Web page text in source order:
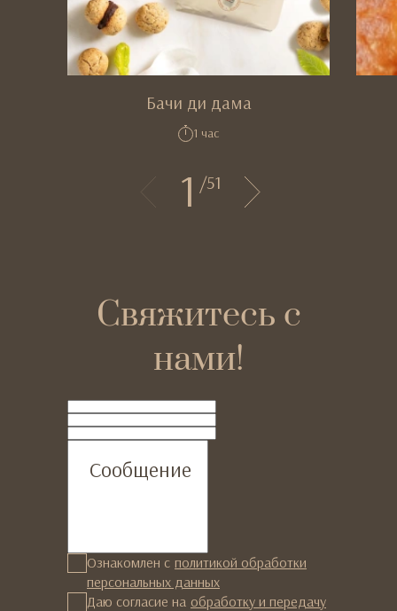
Бачи ди дама
1 час
1 /51
Свяжитесь с
нами!
ФИО
Телефон
Email
Сообщение
Ознакомлен с политикой обработки
персональных данных
Даю согласие на обработку и передачу